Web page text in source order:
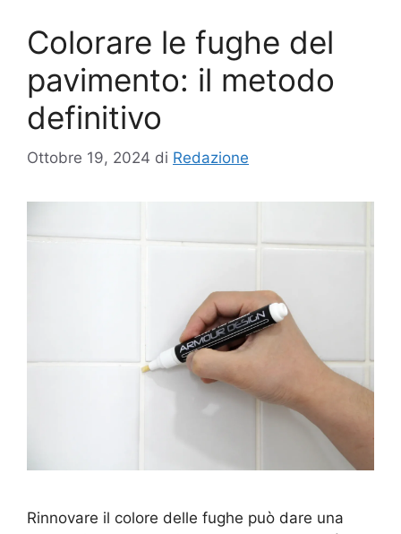
Colorare le fughe del
pavimento: il metodo
definitivo
Ottobre 19, 2024 di Redazione
Rinnovare il colore delle fughe può dare una